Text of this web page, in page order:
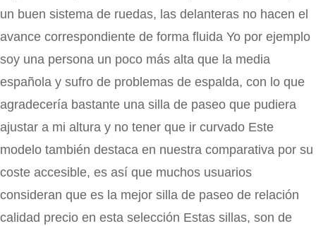
un buen sistema de ruedas, las delanteras no hacen el
avance correspondiente de forma fluida Yo por ejemplo
soy una persona un poco más alta que la media
española y sufro de problemas de espalda, con lo que
agradecería bastante una silla de paseo que pudiera
ajustar a mi altura y no tener que ir curvado Este
modelo también destaca en nuestra comparativa por su
coste accesible, es así que muchos usuarios
consideran que es la mejor silla de paseo de relación
calidad precio en esta selección Estas sillas, son de